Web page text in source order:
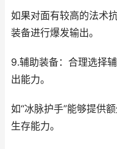
如果对面有较高的法术
装备进行爆发输出。
9.辅助装备：合理选择
出能力。
如“冰脉护手”能够提供
生存能力。